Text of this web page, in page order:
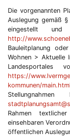
Die vorgenannten
Auslegung gemäß
eingestellt und
http://
Bauleitplanung oder
Wohnen > Aktuelle
Landesportales
https://
kommunen/main.html
Rahmen
einsehbaren
öffentlichen